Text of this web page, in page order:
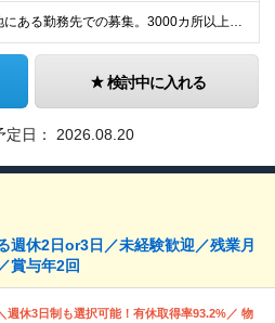
全国各地にある勤務先での募集。3000カ所以上から希望を考慮し決定。 ★転居を伴う転勤なし。 ★遠方からのご応募も歓迎！引越など赴任に伴う費用、家賃は全額負担します（会社規定による）。 ★請負先
検討中に入れる
定日： 2026.08.20
週休2日or3日／未経験歓迎／残業月
賞与年2回
週休3日制も選択可能！有休取得率93.2%／ 物